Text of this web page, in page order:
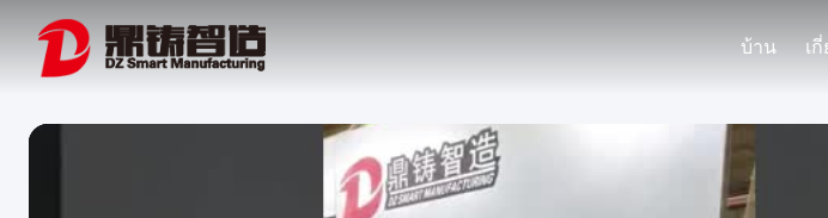
บ้าน เ